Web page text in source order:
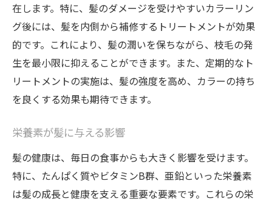
在します。特に、髪のダメージを受けやすいカラーリン
グ後には、髪を内側から補修するトリートメントが効果
的です。これにより、髪の潤いを保ちながら、枝毛の発
生を最小限に抑えることができます。また、定期的なト
リートメントの実施は、髪の強度を高め、カラーの持ち
を良くする効果も期待できます。
栄養素が髪に与える影響
髪の健康は、毎日の食事からも大きく影響を受けます。
特に、たんぱく質やビタミンB群、亜鉛といった栄養素
は髪の成長と健康を支える重要な要素です。これらの栄